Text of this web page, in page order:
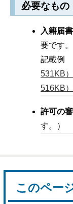
必要なもの
入籍届書
要です。
記載例
531KB）
516KB）
許可の
す。）
このペー